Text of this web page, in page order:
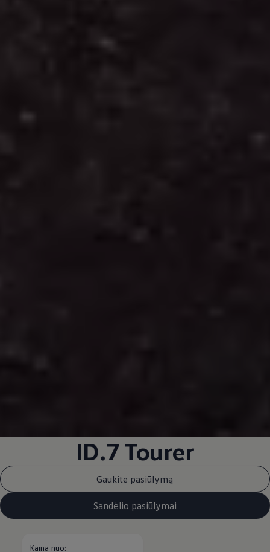
ID.7 Tourer
Gaukite pasiūlymą
Sandėlio pasiūlymai
Kaina nuo: